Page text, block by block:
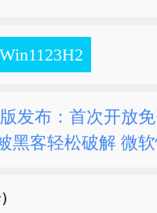
Win1123H2
版发布：首次开放
黑客轻松破解 微